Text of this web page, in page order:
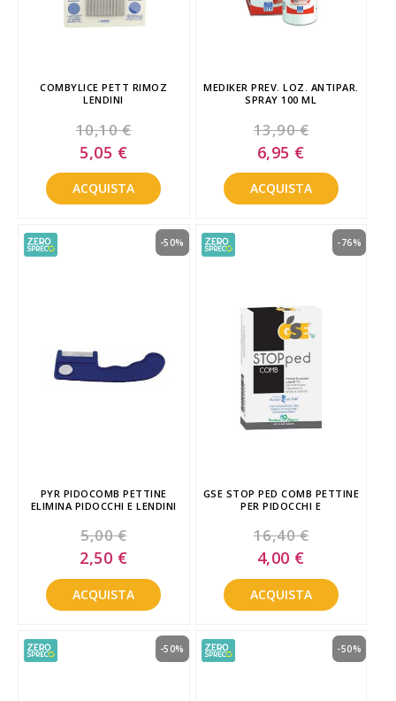
COMBYLICE PETT RIMOZ
LENDINI
10,10 €
Special
Price
5,05 €
ACQUISTA
MEDIKER PREV. LOZ. ANTIPAR.
SPRAY 100 ML
13,90 €
Special
Price
6,95 €
ACQUISTA
PYR PIDOCOMB PETTINE
ELIMINA PIDOCCHI E LENDINI
5,00 €
-50%
Special
Price
2,50 €
ACQUISTA
GSE STOP PED COMB PETTINE
PER PIDOCCHI E
16,40 €
-76%
Special
Price
4,00 €
ACQUISTA
-50% -50%